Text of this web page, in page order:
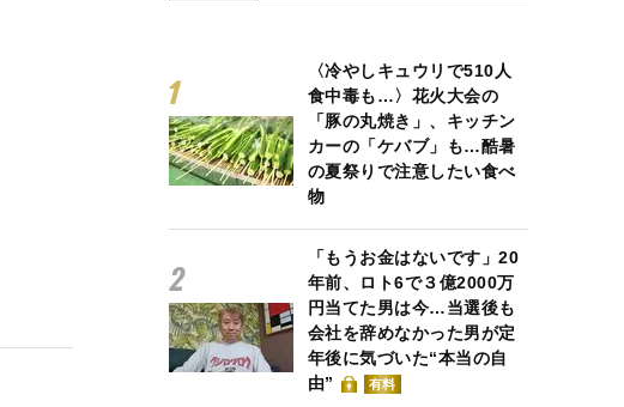
〈冷やしキュウリで510人
食中毒も…〉花火大会の
「豚の丸焼き」、キッチン
カーの「ケバブ」も…酷暑
の夏祭りで注意したい食べ
物
「もうお金はないです」20
年前、ロト6で３億2000万
円当てた男は今…当選後も
会社を辞めなかった男が定
年後に気づいた“本当の自
由”
有料